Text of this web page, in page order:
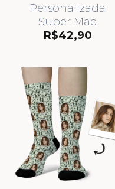
Personalizada
Super Mãe
R$42,90